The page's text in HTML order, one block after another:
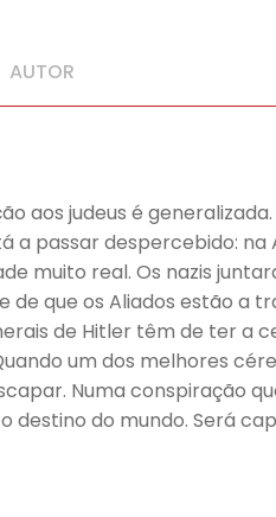
AUTOR
aos judeus é
passar despercebido: na
muito real. Os nazis
que os Aliados estão a
de Hitler têm de ter a
um dos melhores
Numa conspiração
destino do mundo. Será